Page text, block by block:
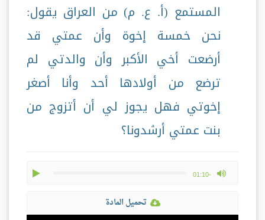
المستمع (أ. ع. م) من العراق يقول:
نحن خمسة إخوة وأن عمتي قد
أرضعت أخي الأكبر وأن والدتي لم
ترضع من أولادها أحد وأنا أصغر
إخوتي فهل يجوز لي أن أتزوج من
بنت عمتي أرشدونا؟
-01:10
max volume
تحميل المادة